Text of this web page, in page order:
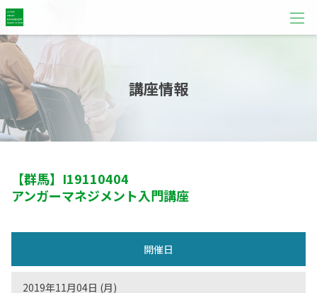
講座情報
【群馬】 I19110404
アンガーマネジメント入門講座
開催日
2019年11月04日 (月)